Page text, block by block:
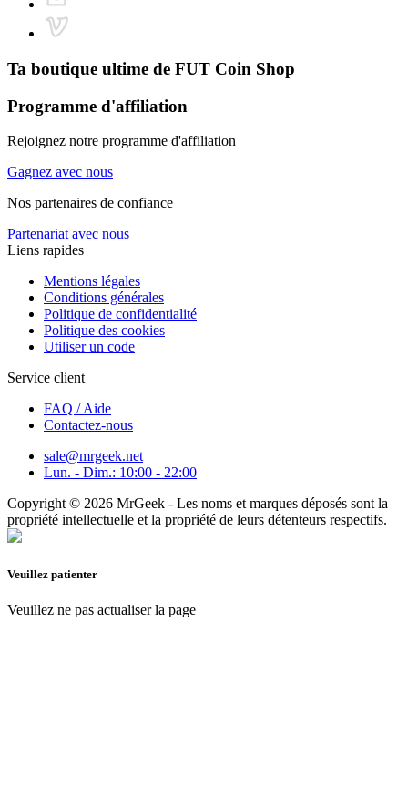
Ta boutique ultime de FUT Coin Shop
Programme d'affiliation
Rejoignez notre programme d'affiliation
Gagnez avec nous
Nos partenaires de confiance
Partenariat avec nous
Liens rapides
Mentions légales
Conditions générales
Politique de confidentialité
Politique des cookies
Utiliser un code
Service client
FAQ / Aide
Contactez-nous
sale@mrgeek.net
Lun. - Dim.: 10:00 - 22:00
Copyright © 2026 MrGeek - Les noms et marques déposés sont la
propriété intellectuelle et la propriété de leurs détenteurs respectifs.
Veuillez patienter
Veuillez ne pas actualiser la page